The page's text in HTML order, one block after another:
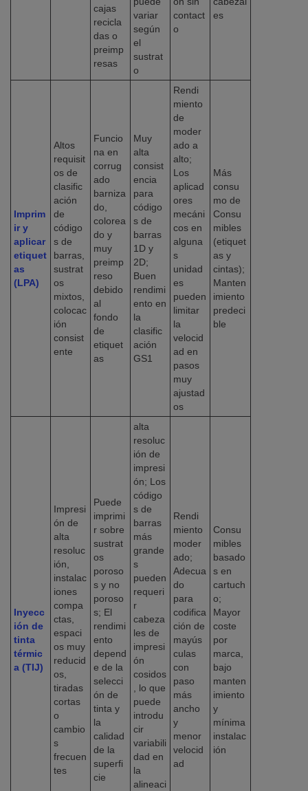
cajas
recicla
das o
preimp
resas
variar
según
el
sustrat
o
contact
o
es
Imprim
ir y
aplicar
etiquet
as
(LPA)
Altos
requisit
os de
clasific
ación
de
código
s de
barras,
sustrat
os
mixtos,
colocac
ión
consist
ente
Funcio
na en
corrug
ado
barniza
do,
colorea
do y
muy
preimp
reso
debido
al
fondo
de
etiquet
as
Muy
alta
consist
encia
para
código
s de
barras
1D y
2D;
Buen
rendimi
ento en
la
clasific
ación
GS1
Rendi
miento
de
moder
ado a
alto;
Los
aplicad
ores
mecáni
cos en
alguna
s
unidad
es
pueden
limitar
la
velocid
ad en
pasos
muy
ajustad
os
Más
consu
mo de
Consu
mibles
(etiquet
as y
cintas);
Manten
imiento
predeci
ble
Inyecc
ión de
tinta
térmic
a (TIJ)
Impresi
ón de
alta
resoluc
ión,
instalac
iones
compa
ctas,
espaci
os muy
reducid
os,
tiradas
cortas
o
cambio
s
frecuen
tes
Puede
imprimi
r sobre
sustrat
os
poroso
s y no
poroso
s; El
rendimi
ento
depend
e de la
selecci
ón de
tinta y
la
calidad
de la
superfi
cie
alta
resoluc
ión de
impresi
ón; Los
código
s de
barras
más
grande
s
pueden
requeri
r
cabeza
les de
impresi
ón
cosidos
, lo que
puede
introdu
cir
variabili
dad en
la
alineaci
Rendi
miento
moder
ado;
Adecua
do
para
codifica
ción de
mayús
culas
con
paso
más
ancho
y
menor
velocid
ad
Consu
mibles
basado
s en
cartuch
o;
Mayor
coste
por
marca,
bajo
manten
imiento
y
mínima
instalac
ión